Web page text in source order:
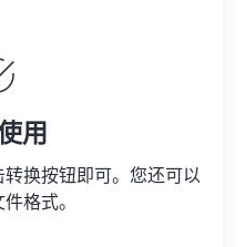
用
换按钮即可。您还可以
格式。